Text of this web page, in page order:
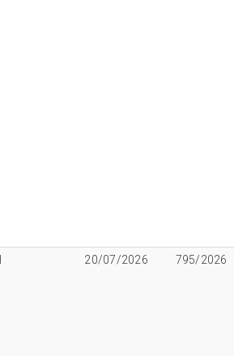
20/07/2026 795/2026